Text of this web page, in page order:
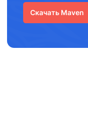
Скачать Maven